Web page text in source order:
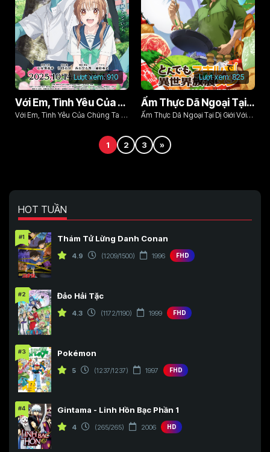
Lượt xem:910
Với Em, Tình Yêu Của Chúng Ta Sẽ Vượt Qua
Với Em, Tình Yêu Của Chúng Ta Sẽ
Lượt xem:825
Ẩm Thực Dã Ngoại Tại Dị Giới Với Kỹ Năng Không Tưởng (Phần 1)
Ẩm Thực Dã Ngoại Tại Dị Giới Với
1 2 3 »
HOT TUẦN
#1 Thám Tử Lừng Danh Conan
4.9 (1209/1500) 1996 FHD
#2 Đảo Hải Tặc
4.3 (1172/1190) 1999 FHD
#3 Pokémon
5 (1237/1237) 1997 FHD
#4 Gintama - Linh Hồn Bạc Phần 1
4 (265/265) 2006 HD